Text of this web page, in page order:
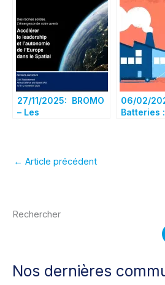
ARMÉES / Mission
d’information flash
sur les satellites –
applications
militaires et
stratégies
industrielles
Leonardo
entrent
money
27/11/2025: BROMO
– Les
06/02/
Batteries
← Article précédent
Rechercher
Nos dernières